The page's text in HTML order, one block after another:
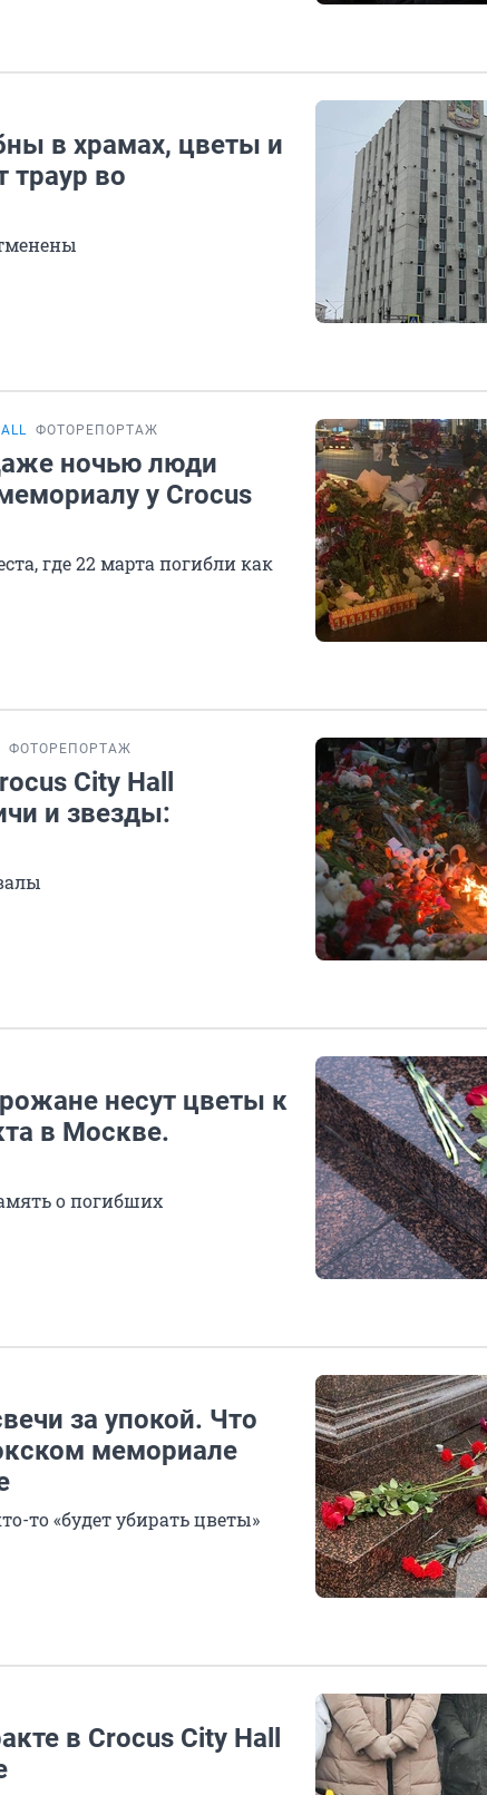
в храмах, цветы и
траур во
ФОТОРЕПОРТАЖ
ночью люди
у Crocus
где 22 марта погибли как
ФОТОРЕПОРТАЖ
City Hall
и звезды:
несут цветы к
в Москве.
о погибших
за упокой. Что
мемориале
то «будет убирать цветы»
в Crocus City Hall